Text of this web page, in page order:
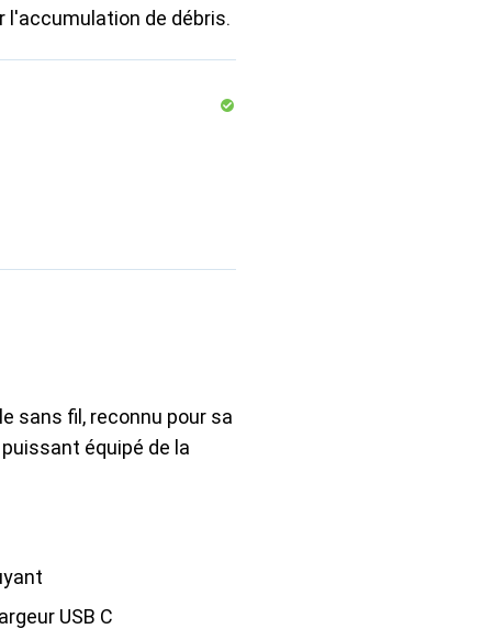
l'accumulation de débris.
sans fil, reconnu pour sa
équipé de la
USB C